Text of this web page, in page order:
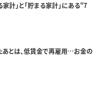
計」と「貯まる家計」にある"7
とは、低賃金で再雇用…お金の